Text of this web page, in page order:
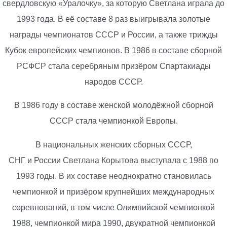
свердловскую «Уралочку», за которую Светлана играла до
1993 года. В её составе 8 раз выигрывала золотые
награды чемпионатов СССР и России, а также трижды
Кубок европейских чемпионов. В 1986 в составе сборной
РСФСР стала серебряным призёром Спартакиады
народов СССР.
В 1986 году в составе женской молодёжной сборной
СССР стала чемпионкой Европы.
В национальных женских сборных СССР,
СНГ и России Светлана Корытова выступала с 1988 по
1993 годы. В их составе неоднократно становилась
чемпионкой и призёром крупнейших международных
соревнований, в том числе Олимпийской чемпионкой
1988, чемпионкой мира 1990, двукратной чемпионкой